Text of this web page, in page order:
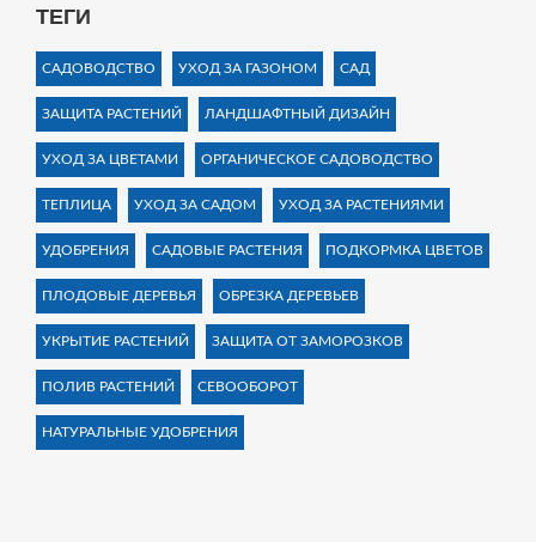
ТЕГИ
САДОВОДСТВО УХОД ЗА ГАЗОНОМ САД
ЗАЩИТА РАСТЕНИЙ ЛАНДШАФТНЫЙ ДИЗАЙН
УХОД ЗА ЦВЕТАМИ ОРГАНИЧЕСКОЕ САДОВОДСТВО
ТЕПЛИЦА УХОД ЗА САДОМ УХОД ЗА РАСТЕНИЯМИ
УДОБРЕНИЯ САДОВЫЕ РАСТЕНИЯ ПОДКОРМКА ЦВЕТОВ
ПЛОДОВЫЕ ДЕРЕВЬЯ ОБРЕЗКА ДЕРЕВЬЕВ
УКРЫТИЕ РАСТЕНИЙ ЗАЩИТА ОТ ЗАМОРОЗКОВ
ПОЛИВ РАСТЕНИЙ СЕВООБОРОТ
НАТУРАЛЬНЫЕ УДОБРЕНИЯ